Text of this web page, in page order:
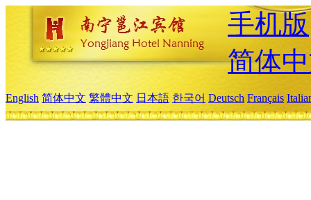
手机版
简体
English 简体中文 繁體中文 日本語 한국어 Deutsch Français